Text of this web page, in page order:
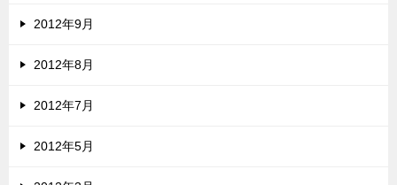
2012年9月
2012年8月
2012年7月
2012年5月